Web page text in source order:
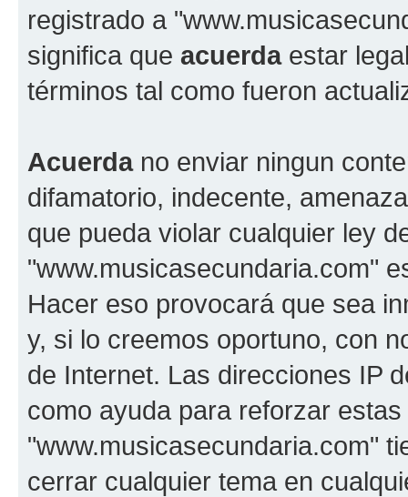
registrado a
significa que acuerdaestar
términos tal como fueron
Acuerdano enviar ningun
difamatorio, indecente,
que pueda violar cualquier ley
"www.musicasecundaria.com"
Hacer eso provocará que sea
y, si lo creemos oportuno, con
de Internet. Las direcciones IP
como ayuda para reforzar
"www.musicasecundaria.com"
cerrar cualquier tema en